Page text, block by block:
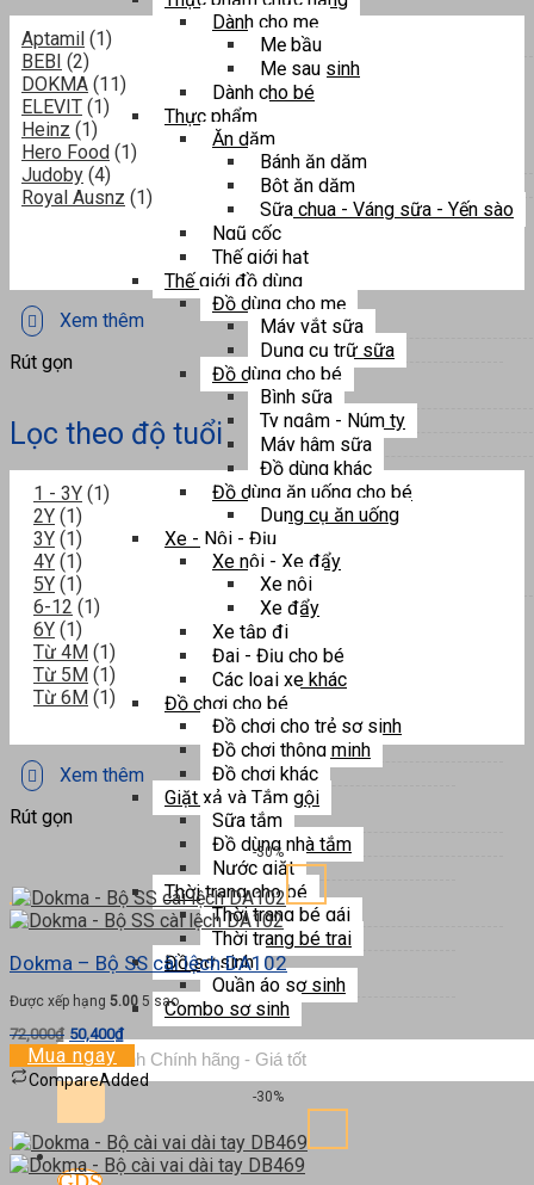
Dành cho mẹ
Mẹ bầu
Mẹ sau sinh
Dành cho bé
Thực phẩm
Ăn dặm
Bánh ăn dặm
Bột ăn dặm
Sữa chua - Váng sữa - Yến sào
Ngũ cốc
Thế giới hạt
Thế giới đồ dùng
Đồ dùng cho mẹ
Máy vắt sữa
Dụng cụ trữ sữa
Đồ dùng cho bé
Bình sữa
Ty ngậm - Núm ty
Máy hâm sữa
Đồ dùng khác
Đồ dùng ăn uống cho bé
Dụng cụ ăn uống
Xe - Nôi - Địu
Xe nôi - Xe đẩy
Xe nôi
Xe đẩy
Xe tập đi
Đai - Địu cho bé
Các loại xe khác
Đồ chơi cho bé
Đồ chơi cho trẻ sơ sinh
Đồ chơi thông minh
Đồ chơi khác
Giặt xả và Tắm gội
Sữa tắm
Đồ dùng nhà tắm
Nước giặt
Thời trang cho bé
Thời trang bé gái
Thời trang bé trai
Đồ sơ sinh
Quần áo sơ sinh
Combo sơ sinh
Tìm
kiếm:
Aptamil (1)
BEBI (2)
DOKMA (11)
ELEVIT (1)
Heinz (1)
Hero Food (1)
Judoby (4)
Royal Ausnz (1)
Xem thêm
Rút gọn
Lọc theo độ tuổi
1 - 3Y (1)
2Y (1)
3Y (1)
4Y (1)
5Y (1)
6-12 (1)
6Y (1)
Từ 4M (1)
Từ 5M (1)
Từ 6M (1)
Xem thêm
Rút gọn
-30%
Dokma – Bộ SS cài lệch DA102
Được xếp hạng 5.00 5 sao
72,000₫ Giá
gốc
là:
50,400₫Giá
hiện
tại
Mua ngay
CompareAdded
-30%